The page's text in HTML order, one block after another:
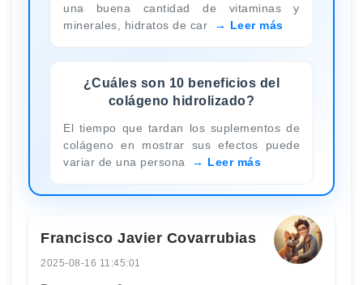
una buena cantidad de vitaminas y
minerales, hidratos de car
Leer más
¿Cuáles son 10 beneficios del
colágeno hidrolizado?
El tiempo que tardan los suplementos de
colágeno en mostrar sus efectos puede
variar de una persona
Leer más
Francisco Javier Covarrubias
2025-08-16 11:45:01